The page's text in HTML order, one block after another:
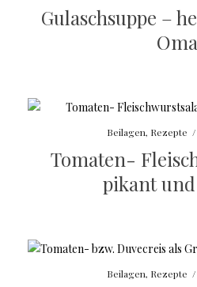
Gulaschsuppe –
Oma
Beilagen, Rezepte /
Tomaten-
pikant
Beilagen, Rezepte /